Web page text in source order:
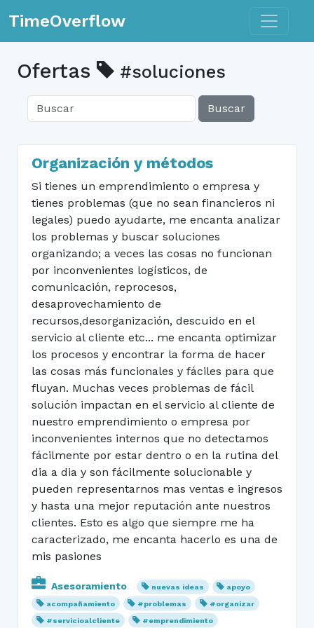
TimeOverflow Toggle
Ofertas #soluciones
Buscar
Organización y métodos
Si tienes un emprendimiento o empresa y
tienes problemas (que no sean financieros ni
legales) puedo ayudarte, me encanta analizar
los problemas y buscar soluciones
organizando; a veces las cosas no funcionan
por inconvenientes logísticos, de
comunicación, reprocesos,
desaprovechamiento de
recursos,desorganización, descuido en el
servicio al cliente etc... me encanta optimizar
los procesos y encontrar la forma de hacer
las cosas más funcionales y fáciles para que
fluyan. Muchas veces problemas de fácil
solución impactan en el servicio al cliente de
nuestro emprendimiento o empresa por
inconvenientes internos que no detectamos
fácilmente por estar dentro o en la rutina del
dia a dia y son fácilmente solucionable y
pueden representarnos mas ventas e ingresos
y hasta una mejor reputación ante nuestros
clientes. Esto es algo que siempre me ha
caracterizado, me encanta hacerlo es una de
mis pasiones
Asesoramiento nuevas ideas
apoyo
acompañamiento
#problemas
#organizar
#servicioalcliente
#emprendimiento